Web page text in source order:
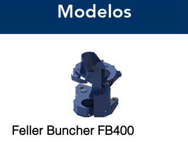
Modelos
Feller Buncher FB400